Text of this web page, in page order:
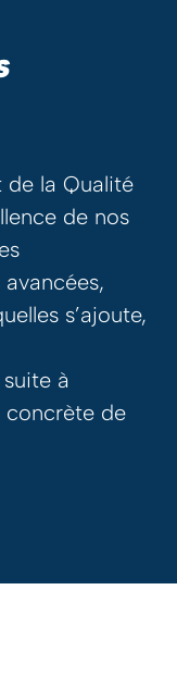
de la Qualité
de nos
s’ajoute,
à
concrète de